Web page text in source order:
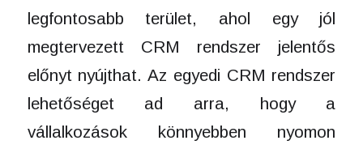
legfontosabb terület, ahol egy jól
megtervezett CRM rendszer jelentős
előnyt nyújthat. Az egyedi CRM rendszer
lehetőséget ad arra, hogy a
vállalkozások könnyebben nyomon